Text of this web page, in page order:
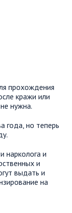
прохождения
кражи или
нужна.
года, но теперь
нарколога и
и
выдать и
на